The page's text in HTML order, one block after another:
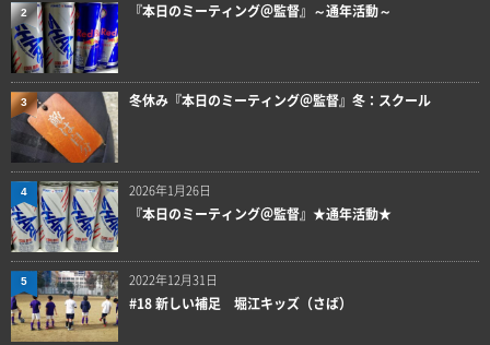
『本日のミーティング＠監督』～通年活動～
2
冬休み『本日のミーティング＠監督』冬：スクール
3
2026年1月26日
『本日のミーティング＠監督』★通年活動★
4
2022年12月31日
#18 新しい補足 堀江キッズ（さば）
5